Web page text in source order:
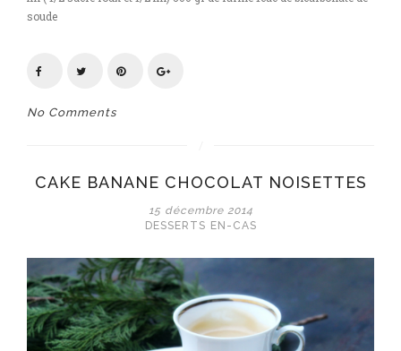
soude
No Comments
CAKE BANANE CHOCOLAT NOISETTES
15 décembre 2014
DESSERTS EN-CAS